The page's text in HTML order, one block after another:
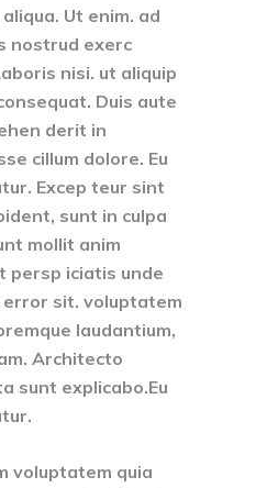
Ut enim. ad
nostrud exerc
nisi. ut aliquip
Duis aute
derit in
cillum dolore. Eu
Excep teur sint
sunt in culpa
mollit anim
persp iciatis unde
sit. voluptatem
laudantium,
Architecto
sunt explicabo.Eu
voluptatem quia